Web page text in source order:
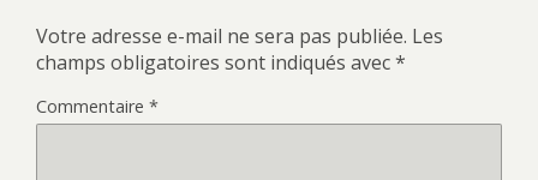
Votre adresse e-mail ne sera pas publiée. Les
champs obligatoires sont indiqués avec*
Commentaire *